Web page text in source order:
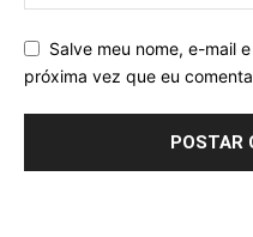
Salve meu nome, e-mail
próxima vez que eu